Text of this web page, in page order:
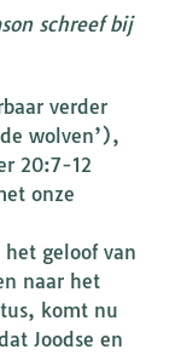
schreef bij
verder
wolven’),
20:7-12
onze
geloof van
naar het
komt nu
Joodse en